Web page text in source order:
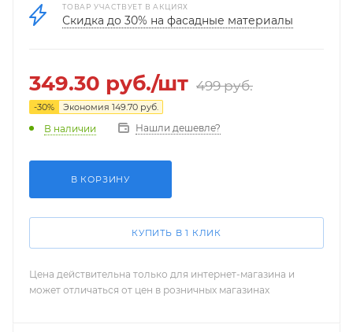
ТОВАР УЧАСТВУЕТ В АКЦИЯХ
Скидка до 30% на фасадные материалы
349.30 руб./шт 499руб.
-30% Экономия 149.70 руб.
В наличии Нашли дешевле?
В КОРЗИНУ
КУПИТЬ В 1 КЛИК
Цена действительна только для интернет-магазина и
может отличаться от цен в розничных магазинах